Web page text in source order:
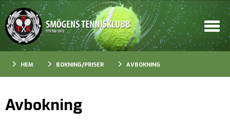
HEM BOKNING/PRISER AVBOKNING
Avbokning